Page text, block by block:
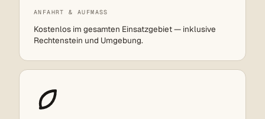
ANFAHRT & AUFMASS
Kostenlos im gesamten Einsatzgebiet — inklusive
Rechtenstein und Umgebung.